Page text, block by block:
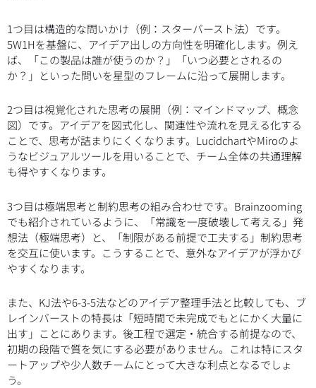
1つ目は構造的な問いかけ（例：スターバースト法）です。
5W1Hを基盤に、アイデア出しの方向性を明確化します。例え
ば、「この製品は誰が使うのか？」「いつ必要とされるの
か？」といった問いを星型のフレームに沿って展開します。
2つ目は視覚化された思考の展開（例：マインドマップ、概念
図）です。アイデアを図式化し、関連性や流れを見える化する
ことで、思考が詰まりにくくなります。LucidchartやMiroのよ
うなビジュアルツールを用いることで、チーム全体の共通理解
も得やすくなります。
3つ目は極端思考と制約思考の組み合わせです。Brainzooming
でも紹介されているように、「常識を一度破壊して考える」発
想法（極端思考）と、「制限がある前提で工夫する」制約思考
を交互に使います。こうすることで、意外なアイデアが浮かび
やすくなります。
また、KJ法や6-3-5法などのアイデア整理手法と比較しても、ブ
レインバーストの特長は「短時間で未完成でもとにかく大量に
出す」ことにあります。後工程で選定・統合する前提なので、
初期の段階で質を気にする必要がありません。これは特にスタ
ートアップや少人数チームにとって大きな利点となるでしょ
う。